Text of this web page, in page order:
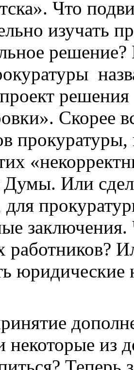
Что
изучать
решения
Скорее
Думы. Или
работников?
некоторые из